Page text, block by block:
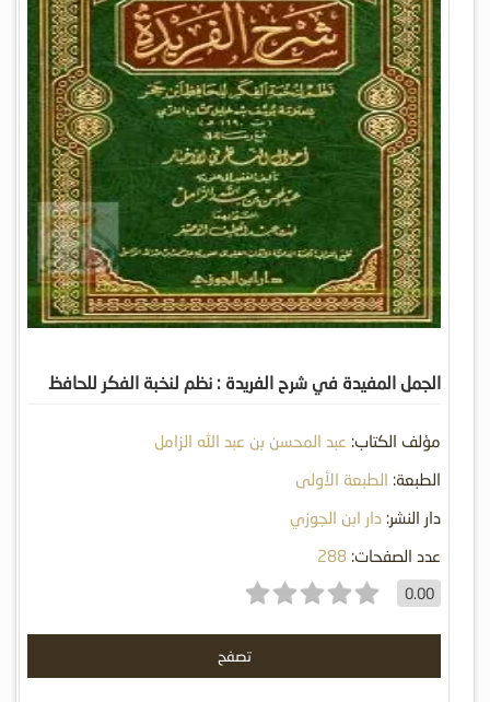
الجمل المفيدة في شرح الفريدة : نظم لنخبة الفكر للحافظ
مؤلف الكتاب: عبد المحسن بن عبد الله الزامل
الطبعة: الطبعة الأولى
دار النشر: دار ابن الجوزي
عدد الصفحات: 288
0.00
تصفح